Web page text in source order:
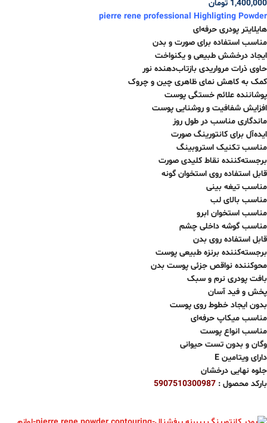
1,400,000 تومان
pierre rene professional Highligting Powder
هایلایتر پودری حرفه‌ای
مناسب استفاده برای صورت و بدن
ایجاد درخشش طبیعی و یکنواخت
حاوی ذرات مرواریدی بازتاب‌دهنده نور
کمک به کاهش نمای ظاهری چین و چروک
پوشاننده علائم خستگی پوست
افزایش شفافیت و روشنایی پوست
ماندگاری مناسب در طول روز
ایده‌آل برای کانتورینگ صورت
مناسب تکنیک استروبینگ
برجسته‌کننده نقاط کلیدی صورت
قابل استفاده روی استخوان گونه
مناسب تیغه بینی
مناسب بالای لب
مناسب استخوان ابرو
مناسب گوشه داخلی چشم
قابل استفاده روی بدن
برجسته‌کننده برنزه طبیعی پوست
محوکننده نواقص جزئی پوست بدن
بافت پودری نرم و سبک
پخش و فید آسان
بدون ایجاد خطوط روی پوست
مناسب میکاپ حرفه‌ای
مناسب انواع پوست
وگان و بدون تست حیوانی
دارای ویتامین E
جلوه نهایی درخشان
بارکد محصول : 5907510300987